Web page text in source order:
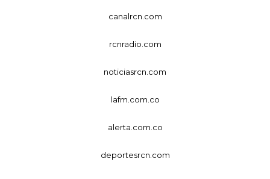
canalrcn.com
rcnradio.com
noticiasrcn.com
lafm.com.co
alerta.com.co
deportesrcn.com